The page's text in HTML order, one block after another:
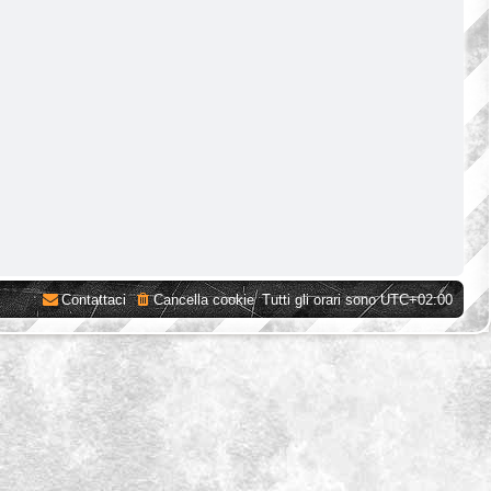
Tutti gli orari sonoUTC+02:00
Cancella cookie
Contattaci